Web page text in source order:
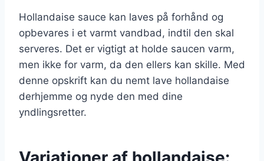
Hollandaise sauce kan laves på forhånd og
opbevares i et varmt vandbad, indtil den skal
serveres. Det er vigtigt at holde saucen varm,
men ikke for varm, da den ellers kan skille. Med
denne opskrift kan du nemt lave hollandaise
derhjemme og nyde den med dine
yndlingsretter.